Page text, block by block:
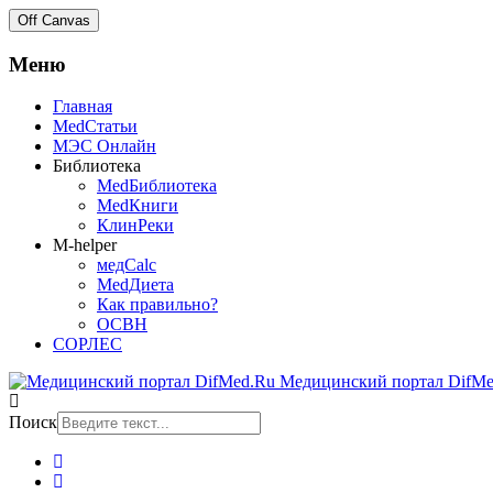
Off Canvas
Меню
Главная
MedСтатьи
МЭС Онлайн
Библиотека
MedБиблиотека
MedКниги
КлинРеки
M-helper
медCalc
MedДиета
Как правильно?
ОСВН
СОРЛЕС
Медицинский портал
Поиск